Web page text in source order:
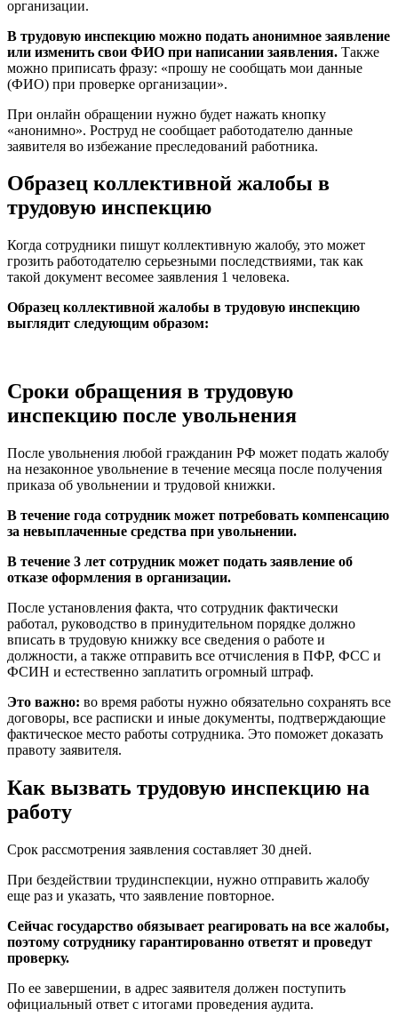
организации.
В трудовую инспекцию можно подать анонимное заявление
или изменить свои ФИО при написании заявления. Также
можно приписать фразу: «прошу не сообщать мои данные
(ФИО) при проверке организации».
При онлайн обращении нужно будет нажать кнопку
«анонимно». Роструд не сообщает работодателю данные
заявителя во избежание преследований работника.
Образец коллективной жалобы в
трудовую инспекцию
Когда сотрудники пишут коллективную жалобу, это может
грозить работодателю серьезными последствиями, так как
такой документ весомее заявления 1 человека.
Образец коллективной жалобы в трудовую инспекцию
выглядит следующим образом:
Сроки обращения в трудовую
инспекцию после увольнения
После увольнения любой гражданин РФ может подать жалобу
на незаконное увольнение в течение месяца после получения
приказа об увольнении и трудовой книжки.
В течение года сотрудник может потребовать компенсацию
за невыплаченные средства при увольнении.
В течение 3 лет сотрудник может подать заявление об
отказе оформления в организации.
После установления факта, что сотрудник фактически
работал, руководство в принудительном порядке должно
вписать в трудовую книжку все сведения о работе и
должности, а также отправить все отчисления в ПФР, ФСС и
ФСИН и естественно заплатить огромный штраф.
Это важно: во время работы нужно обязательно сохранять все
договоры, все расписки и иные документы, подтверждающие
фактическое место работы сотрудника. Это поможет доказать
правоту заявителя.
Как вызвать трудовую инспекцию на
работу
Срок рассмотрения заявления составляет 30 дней.
При бездействии трудинспекции, нужно отправить жалобу
еще раз и указать, что заявление повторное.
Сейчас государство обязывает реагировать на все жалобы,
поэтому сотруднику гарантированно ответят и проведут
проверку.
По ее завершении, в адрес заявителя должен поступить
официальный ответ с итогами проведения аудита.